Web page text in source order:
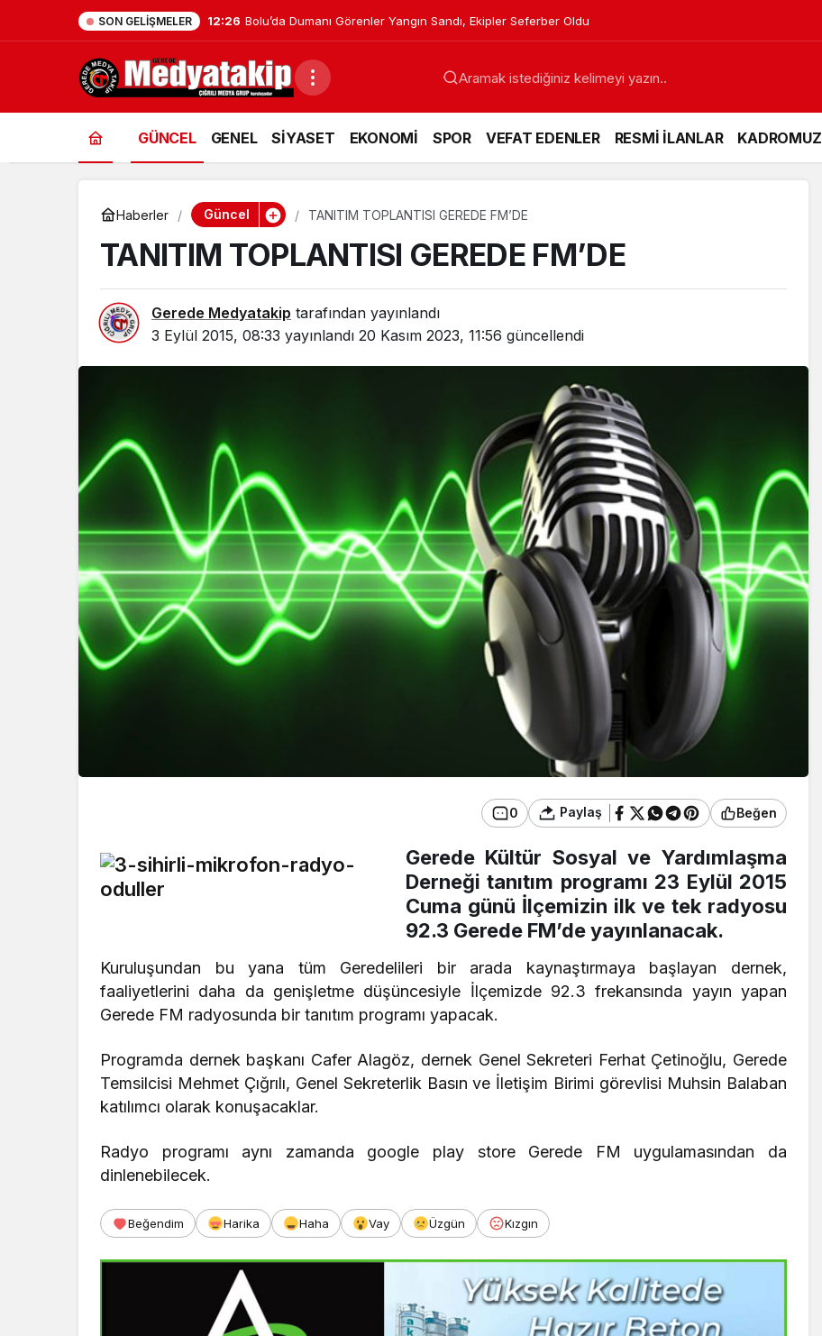
SON GELIŞMELER 12:04 Gerede’de EDEP Toplantısı Yapıldı
GÜNCEL GENEL SİYASET EKONOMİ SPOR VEFAT EDENLER RESMİ İLANLAR KADROMUZ
Haberler Güncel TANITIM TOPLANTISI GEREDE FM’DE
TANITIM TOPLANTISI GEREDE FM’DE
Gerede Medyatakip tarafından yayınlandı
3 Eylül 2015, 08:33 yayınlandı 20 Kasım 2023, 11:56 güncellendi
0 Paylaş Beğen
Gerede Kültür Sosyal ve Yardımlaşma
Derneği tanıtım programı 23 Eylül 2015
Cuma günü İlçemizin ilk ve tek radyosu
92.3 Gerede FM’de yayınlanacak.
Kuruluşundan bu yana tüm Geredelileri bir arada kaynaştırmaya başlayan dernek,
faaliyetlerini daha da genişletme düşüncesiyle İlçemizde 92.3 frekansında yayın yapan
Gerede FM radyosunda bir tanıtım programı yapacak.
Programda dernek başkanı Cafer Alagöz, dernek Genel Sekreteri Ferhat Çetinoğlu, Gerede
Temsilcisi Mehmet Çığrılı, Genel Sekreterlik Basın ve İletişim Birimi görevlisi Muhsin Balaban
katılımcı olarak konuşacaklar.
Radyo programı aynı zamanda google play store Gerede FM uygulamasından da
dinlenebilecek.
Beğendim Harika Haha Vay Üzgün Kızgın
Bolu’da Dumanı Görenler
Yangın Sandı, Ekipler
Seferber Oldu
Güncel
Gerede’de EDEP
Toplantısı Yapıldı